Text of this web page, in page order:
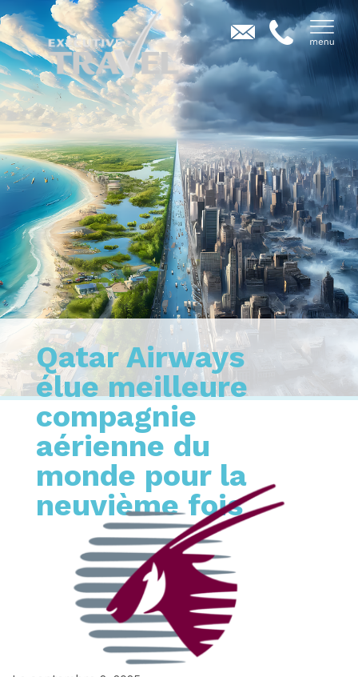
Qatar Airways
élue meilleure
compagnie
aérienne du
monde pour la
neuvième fois